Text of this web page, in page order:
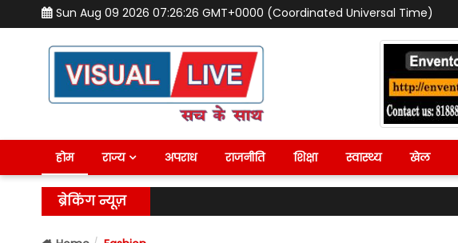
Sun Aug 09 2026 07:26:27 GMT+0000 (Coordinated Universal Time)
होम राज्य अपराध राजनीति शिक्षा स्वास्थ्य खेल
ब्रेकिंग न्यूज़